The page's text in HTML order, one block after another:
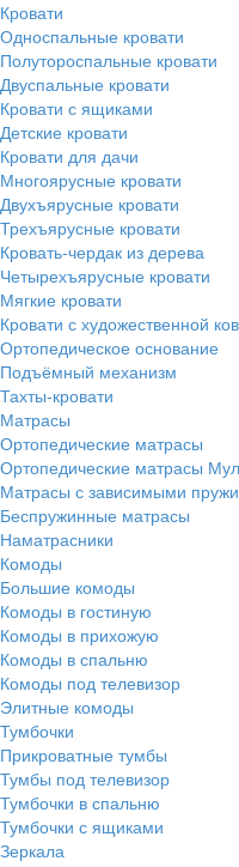
Кровати
Односпальные кровати
Полутороспальные кровати
Двуспальные кровати
Кровати с ящиками
Детские кровати
Кровати для дачи
Многоярусные кровати
Двухъярусные кровати
Трехъярусные кровати
Кровать-чердак из дерева
Четырехъярусные кровати
Мягкие кровати
Кровати с художественной
Ортопедическое основание
Подъёмный механизм
Тахты-кровати
Матрасы
Ортопедические матрасы
Ортопедические матрасы
Матрасы с зависимыми
Беспружинные матрасы
Наматрасники
Комоды
Большие комоды
Комоды в гостиную
Комоды в прихожую
Комоды в спальню
Комоды под телевизор
Элитные комоды
Тумбочки
Прикроватные тумбы
Тумбы под телевизор
Тумбочки в спальню
Тумбочки с ящиками
Зеркала